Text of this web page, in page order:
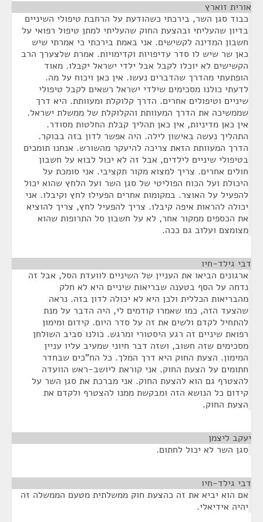
אורית זוארץ
כבוד סגן השר, בירכתי כשהודעת על הרחבת טיפולי השיניים
בדיון שהעליתי ובהצעת החוק שהעליתי למתן טיפול רפואי על
חשבון המדינה לקשישים. אני באמת בירכתי כי אמרתי שיש
כאן שר שיש לו סדר עדיפויות וקדימויות. אמרת שלצערך הרב
הקשישים לא יוכלו לקבל אבל ילדי ישראל יקבלו. מאוד
הופתעתי מהדרך שהדברים נעשו. אין כאן ויכוח על מה.
לדעתי כולנו מסכימים שילדי ישראל רשאים לקבל טיפולי
שיניים וטיפולים אחרים. הדרך קלוקלת ומעוותת. היא דרך
שממשיכה את הדרך המעוותת והקלוקלת של ממשלת ישראל.
אין כאן מדיניות, אין כאן תהליך קבלת החלטות מסודר.
התהליך נעשה באישון לילה. היה אפשר לדון בזה בבוקר.
הדרך המעוותת הזאת צריכה להיעקר מהשורש. אנחנו תומכים
בטיפולי שיניים לילדים, אבל זה לא יכול לבוא על חשבון
חולים אחרים. צריך למצוא מקור תקציבי. אני סומכת על
היכולת ועל הכוח הפוליטי של סגן השר ועל הלחץ שהוא יכול
להפעיל על האוצר. במקומות אחרים הפעילו לחץ וקיבלו. אני
יכולה להראות איפה קיבלו. צריך להפעיל לחץ, צריך להוציא
את הכספים ממקור אחר, לא על חשבון סל התרופות שהוא
מצומצם ועלוב גם ככה.
דבי גילד-חיו
ארגונים הביאו את העניין של השיניים לוועדת הסל, אבל זה
נדחה על הסף בטענה שבריאות שיניים היא לא חלק
מהבריאות הכללית ולכן היא לא יכולה לדון בזה. נראה
שהצעד הזה, כמו שאמרו קודמים לי, היה הדבר על מנת
להתחיל לקדם ולשים את זה על סדר היום. קידום ומימון
רפואת שיניים זה רגע היסטורי ומרגש. כולנו סביב השולחן
מסכימים שזה חשוב, ושזה דבר חיוני שמעיב עליו עניין
המימון. הצעת החוק היא דרך המלך. כל הח"כים שבחדר
חתומים על הצעת החוק. אני קוראת ליושב-ראש הוועדה
להצטרף גם הוא להצעת החוק. אני מברכת את סגן השר על
קידום כל הנושא הזה ומבקשת ממנו להצטרף ולקדם את
הצעת החוק.
יעקב ליצמן
סגן השר לא יכול לחתום.
דבי גילד-חיו
אם הוא יביא את זה כהצעת חוק ממשלתית מטעם הממשלה זה
יהיה אידיאלי.